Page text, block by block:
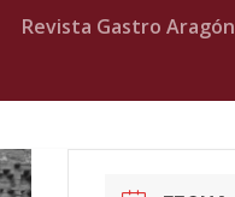
Revista Gastro Aragón